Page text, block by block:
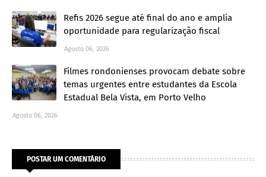
Refis 2026 segue até final do ano e amplia
oportunidade para regularização fiscal
Agosto 06, 2026
Filmes rondonienses provocam debate sobre
temas urgentes entre estudantes da Escola
Estadual Bela Vista, em Porto Velho
Agosto 06, 2026
POSTAR UM COMENTÁRIO